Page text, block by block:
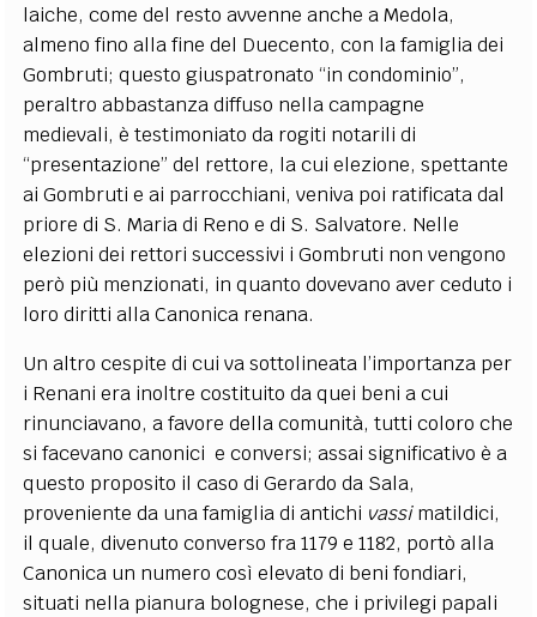
laiche, come del resto avvenne anche a Medola,
almeno fino alla fine del Duecento, con la famiglia dei
Gombruti; questo giuspatronato “in condominio”,
peraltro abbastanza diffuso nella campagne
medievali, è testimoniato da rogiti notarili di
“presentazione” del rettore, la cui elezione, spettante
ai Gombruti e ai parrocchiani, veniva poi ratificata dal
priore di S. Maria di Reno e di S. Salvatore. Nelle
elezioni dei rettori successivi i Gombruti non vengono
però più menzionati, in quanto dovevano aver ceduto i
loro diritti alla Canonica renana.
Un altro cespite di cui va sottolineata l’importanza per
i Renani era inoltre costituito da quei beni a cui
rinunciavano, a favore della comunità, tutti coloro che
si facevano canonici e conversi; assai significativo è a
questo proposito il caso di Gerardo da Sala,
proveniente da una famiglia di antichi vassimatildici,
il quale, divenuto converso fra 1179 e 1182, portò alla
Canonica un numero così elevato di beni fondiari,
situati nella pianura bolognese, che i privilegi papali